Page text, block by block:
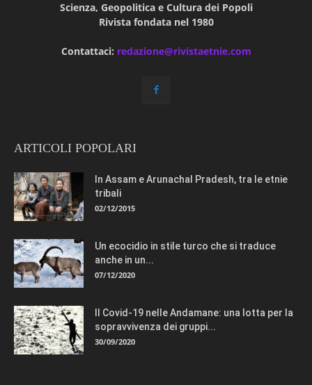
Scienza, Geopolitica e Cultura dei Popoli
Rivista fondata nel 1980
Contattaci: redazione@rivistaetnie.com
ARTICOLI POPOLARI
In Assam e Arunachal Pradesh, tra le etnie
tribali
02/12/2015
Un ecocidio in stile turco che si traduce
anche in un...
07/12/2020
Il Covid-19 nelle Andamane: una lotta per la
sopravvivenza dei gruppi...
30/09/2020